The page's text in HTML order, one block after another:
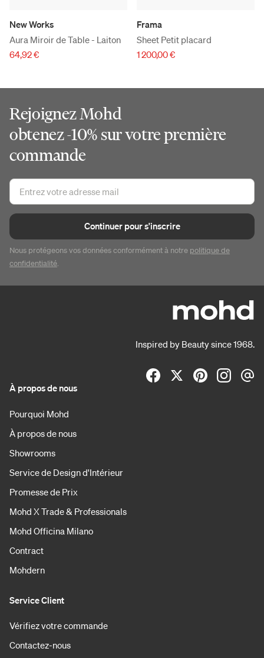
New Works
Aura Miroir de Table - Laiton
64,92 €
Frama
Sheet Petit placard
1 200,00 €
Rejoignez Mohd
obtenez -10% sur votre première
commande
Continuer pour s'inscrire
Nous protégeons vos données conformément à notre politique de
confidentialité.
Inspired by Beauty since 1968.
À propos de nous
Pourquoi Mohd
À propos de nous
Showrooms
Service de Design d'Intérieur
Promesse de Prix
Mohd X Trade & Professionals
Mohd Officina Milano
Contract
Mohdern
Service Client
Vérifiez votre commande
Contactez-nous